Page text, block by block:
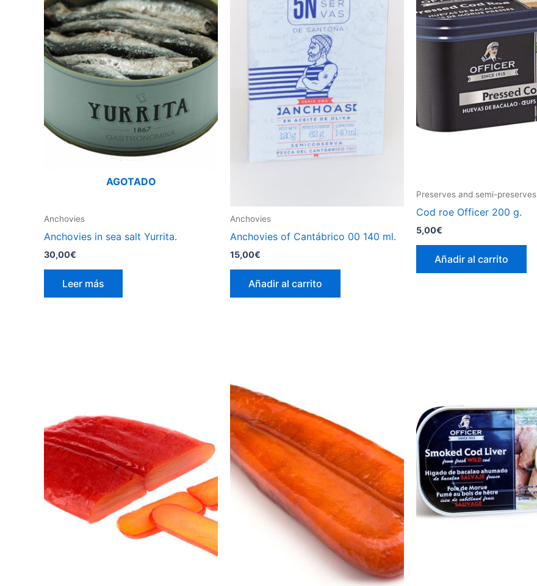
AGOTADO
Anchovies
Anchovies in sea salt Yurrita.
30,00€
Leer más
Anchovies
Anchovies of Cantábrico 00 140 ml.
15,00€
Añadir al carrito
Preserves and semi-preserves
Cod roe Officer 200 g.
5,00€
Añadir al carrito